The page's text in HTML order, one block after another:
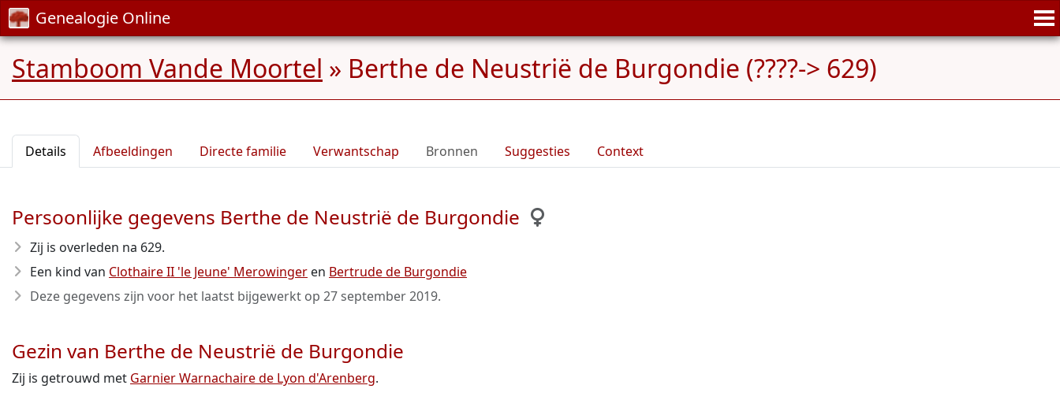
Genealogie Online
Stamboom Vande Moortel » Berthe de Neustrië de Burgondie (????-> 629)
Details Afbeeldingen Directe familie Verwantschap Bronnen Suggesties Context
Persoonlijke gegevens Berthe de Neustrië de Burgondie
Zij is overleden na 629.
Een kind van Clothaire II 'le Jeune' Merowinger en Bertrude de Burgondie
Deze gegevens zijn voor het laatst bijgewerkt op 27 september 2019.
Gezin van Berthe de Neustrië de Burgondie
Zij is getrouwd met Garnier Warnachaire de Lyon d'Arenberg.